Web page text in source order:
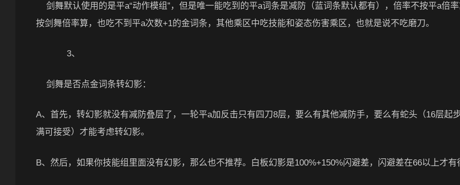
剑舞默认使用的是平a“动作模组”，但是唯一能吃到的平a词条是减防（蓝词条默认都有），倍率不按平a倍
按剑舞倍率算，也吃不到平a次数+1的金词条，其他乘区中吃技能和姿态伤害乘区，也就是说不吃磨刀。
3、
剑舞是否点金词条转幻影：
A、首先，转幻影就没有减防叠层了，一轮平a加反击只有四刀8层，要么有其他减防手，要么有蛇头（16层起
满可接受）才能考虑转幻影。
B、然后，如果你技能组里面没有幻影，那么也不推荐。白板幻影是100%+150%闪避差，闪避差在66以上才有